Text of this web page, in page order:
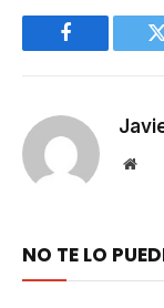
Facebook
NO TE LO